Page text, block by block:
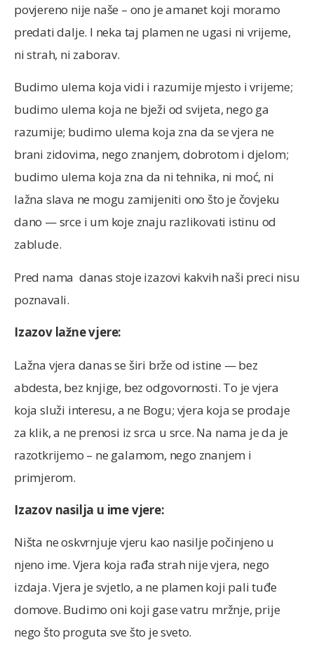
povjereno nije naše – ono je amanet koji moramo
predati dalje. I neka taj plamen ne ugasi ni vrijeme,
ni strah, ni zaborav.
Budimo ulema koja vidi i razumije mjesto i vrijeme;
budimo ulema koja ne bježi od svijeta, nego ga
razumije; budimo ulema koja zna da se vjera ne
brani zidovima, nego znanjem, dobrotom i djelom;
budimo ulema koja zna da ni tehnika, ni moć, ni
lažna slava ne mogu zamijeniti ono što je čovjeku
dano — srce i um koje znaju razlikovati istinu od
zablude.
Pred nama danas stoje izazovi kakvih naši preci nisu
poznavali.
Izazov lažne vjere:
Lažna vjera danas se širi brže od istine — bez
abdesta, bez knjige, bez odgovornosti. To je vjera
koja služi interesu, a ne Bogu; vjera koja se prodaje
za klik, a ne prenosi iz srca u srce. Na nama je da je
razotkrijemo – ne galamom, nego znanjem i
primjerom.
Izazov nasilja u ime vjere:
Ništa ne oskvrnjuje vjeru kao nasilje počinjeno u
njeno ime. Vjera koja rađa strah nije vjera, nego
izdaja. Vjera je svjetlo, a ne plamen koji pali tuđe
domove. Budimo oni koji gase vatru mržnje, prije
nego što proguta sve što je sveto.